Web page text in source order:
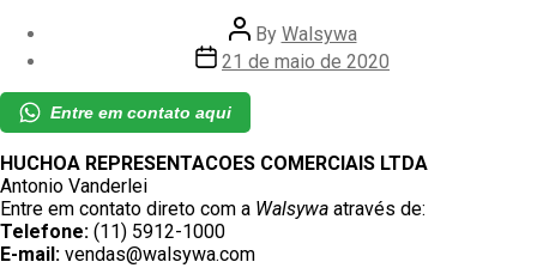
By Walsywa
21 de maio de 2020
Entre em contato aqui
HUCHOA REPRESENTACOES COMERCIAIS LTDA
Antonio Vanderlei
Entre em contato direto com a Walsywa através de:
Telefone: (11) 5912-1000
E-mail: vendas@walsywa.com